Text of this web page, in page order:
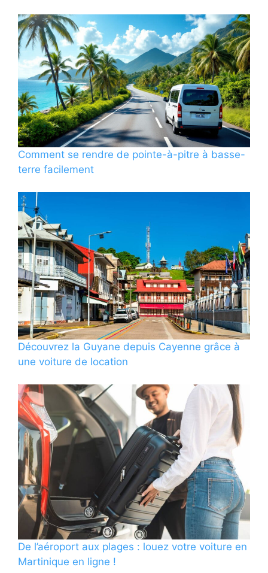
Comment se rendre de pointe-à-pitre à basse-
terre facilement
Découvrez la Guyane depuis Cayenne grâce à
une voiture de location
De l’aéroport aux plages : louez votre voiture en
Martinique en ligne !